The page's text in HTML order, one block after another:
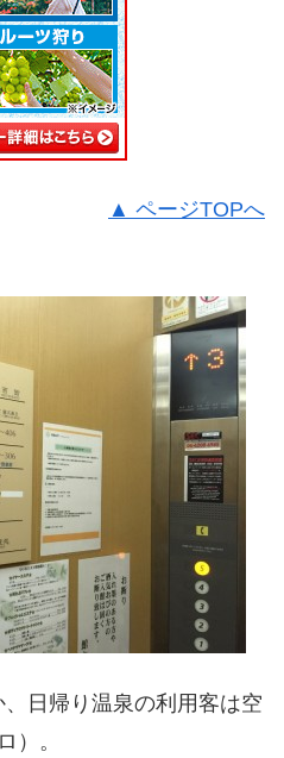
▲ ページTOPへ
日帰り温泉の利用客は空
）。